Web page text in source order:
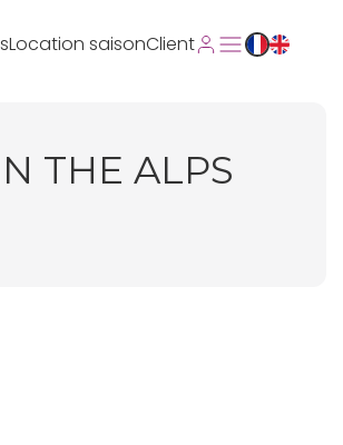
Location saisonClient
THE ALPS